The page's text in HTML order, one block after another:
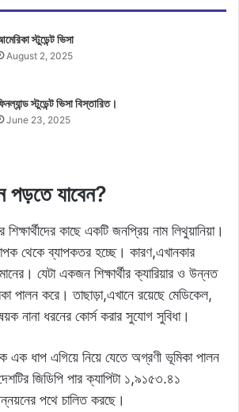
স্টুডেন্ট ভিসা
August 2, 2025
স্টুডেন্ট ভিসা বিস্তারিত।
June 23, 2025
পড়তে যাবেন?
শিক্ষার্থীদের কাছে একটি জনপ্রিয় নাম লিথুয়ানিয়া।
থেকে ব্যাপকতর হচ্ছে। কারণ,এখানকার
যেটা একজন শিক্ষার্থীর ক্যারিয়ার ও উন্নত
পালন করে। তাছাড়া,এখানে রয়েছে মেডিকেল,
নানা ধরনের কোর্স করার সুযোগ সুবিধা।
এক ধাপ এগিয়ে নিয়ে যেতে অগ্রণী ভূমিকা পালন
জিডিপি পার ক্যাপিটা ১,৯১৫৩.৪১
পথে চালিত করছে।